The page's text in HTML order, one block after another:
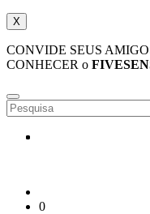
X
CONVIDE SEUS
CONHECER o
0